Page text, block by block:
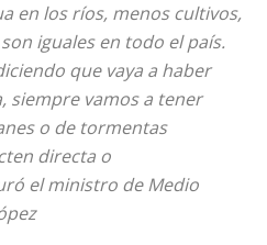
en los ríos, menos cultivos,
iguales en todo el país.
que vaya a haber
siempre vamos a tener
o de tormentas
directa o
el ministro de Medio